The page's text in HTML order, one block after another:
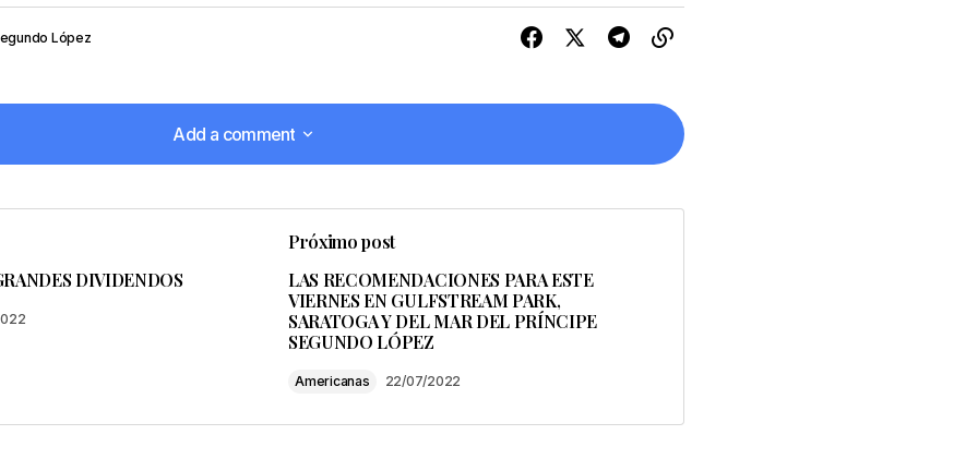
López
Add a comment
Add a comment
DIVIDENDOS
Próximo post
LAS RECOMENDACIONES PARA ESTE
VIERNES EN GULFSTREAM PARK,
SARATOGA Y DEL MAR DEL PRÍNCIPE
SEGUNDO LÓPEZ
Americanas 22/07/2022